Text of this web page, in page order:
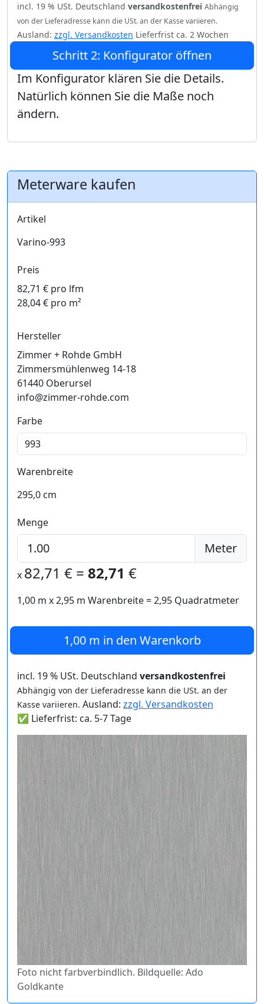
incl. 19 % USt. Deutschland versandkostenfrei Abhängig
von der Lieferadresse kann die USt. an der Kasse variieren.
Ausland: zzgl. Versandkosten Lieferfrist ca. 2 Wochen
Schritt 2: Konfigurator öffnen
Im Konfigurator klären Sie die Details.
Natürlich können Sie die Maße noch
ändern.
Meterware kaufen
Artikel
Varino-993
Preis
82,71 € pro lfm
28,04 € pro m²
Hersteller
Zimmer + Rohde GmbH
Zimmersmühlenweg 14-18
61440 Oberursel
info@zimmer-rohde.com
Farbe
Warenbreite
295,0 cm
Menge
Meter
x 82,71 € = 82,71 €
1,00 m x2,95 m Warenbreite =2,95 Quadratmeter
1,00 m in den Warenkorb
incl. 19 % USt. Deutschland versandkostenfrei
Abhängig von der Lieferadresse kann die USt. an der
Kasse variieren. Ausland: zzgl. Versandkosten
✅ Lieferfrist: ca. 5-7 Tage
Foto nicht farbverbindlich. Bildquelle: Ado
Goldkante